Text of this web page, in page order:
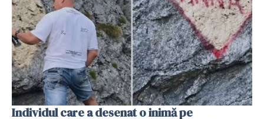
Individul care a desenat o inimă pe